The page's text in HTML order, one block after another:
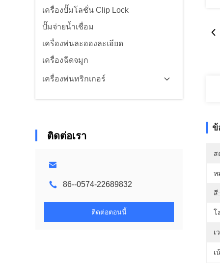
เครื่องปั๊มโลชั่น Clip Lock
ปั๊มจ่ายน้ำเชื่อม
เครื่องพ่นละอองละเอียด
เครื่องฉีดจมูก
เครื่องพ่นทริกเกอร์
ติดต่อเรา
86--0574-22689832
ติดต่อตอนนี้
ข้
ส
ห
สี:
โ
เ
เ